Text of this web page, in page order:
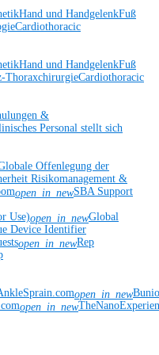
Hand und HandgelenkFuß
Cardiothoracic
Hand und HandgelenkFuß
ThoraxchirurgieCardiothoracic
&
Personal stellt sich
Offenlegung der
Risikomanagement &
open_in_newSBA Support
Use)open_in_newGlobal
Device Identifier
open_in_newRep
open_in_new
open_in_new